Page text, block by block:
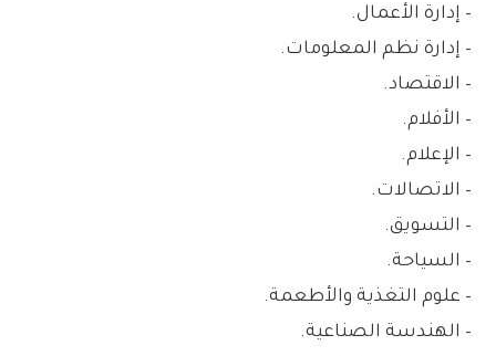
– إدارة الأعمال.
– إدارة نظم المعلومات.
– الاقتصاد.
– الأفلام.
– الإعلام.
– الاتصالات.
– التسويق.
– السياحة.
– علوم التغذية والأطعمة.
– الهندسة الصناعية.